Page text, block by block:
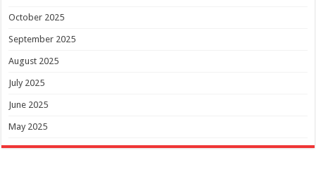
October 2025
September 2025
August 2025
July 2025
June 2025
May 2025